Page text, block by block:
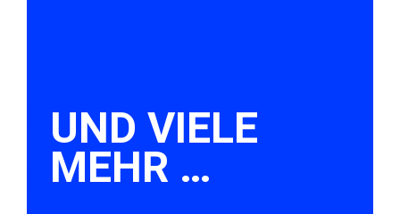
UND VIELE
MEHR …